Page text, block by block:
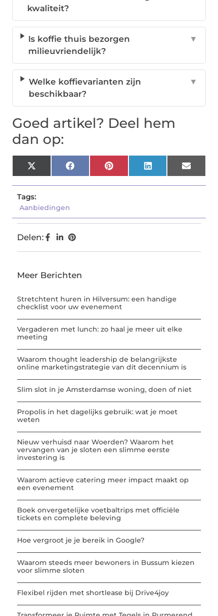
kwaliteit?
Is koffie thuis bezorgen
milieuvriendelijk?
▼
Welke koffievarianten zijn
beschikbaar?
▼
Goed artikel? Deel hem
dan op:
X
(Twitter)
FacebookPinterestLinkedInEmail
Tags:
Aanbiedingen
Delen:
Meer Berichten
Stretchtent huren in Hilversum: een handige
checklist voor uw evenement
Vergaderen met lunch: zo haal je meer uit elke
meeting
Waarom thought leadership de belangrijkste
online marketingstrategie van dit decennium is
Slim slot in je Amsterdamse woning, doen of niet
Propolis in het dagelijks gebruik: wat je moet
weten
Nieuw verhuisd naar Woerden? Waarom het
vervangen van je sloten een slimme eerste
investering is
Waarom actieve catering meer impact maakt op
een evenement
Boek onvergetelijke voetbaltrips met officiële
tickets en complete beleving
Hoe vergroot je je bereik in Google?
Waarom steeds meer bewoners in Bussum kiezen
voor slimme sloten
Flexibel rijden met shortlease bij Drive4joy